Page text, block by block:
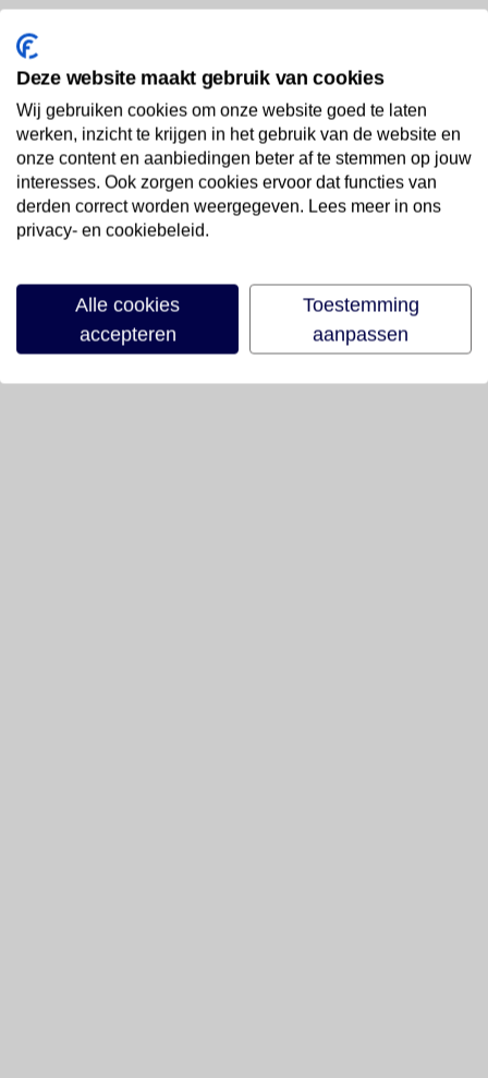
Deze website maakt gebruik van cookies
Wij gebruiken cookies om onze website goed te laten
werken, inzicht te krijgen in het gebruik van de website en
onze content en aanbiedingen beter af te stemmen op jouw
interesses. Ook zorgen cookies ervoor dat functies van
derden correct worden weergegeven. Lees meer in ons
privacy- en cookiebeleid.
Alle cookies
accepteren
Toestemming
aanpassen